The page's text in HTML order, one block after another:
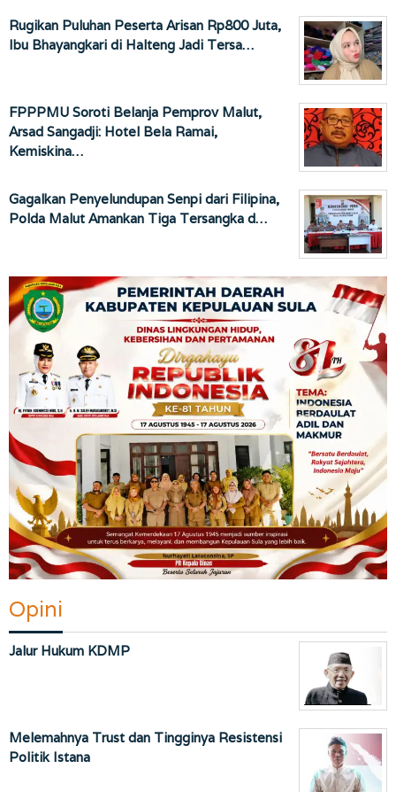
Rugikan Puluhan Peserta Arisan Rp800 Juta,
Ibu Bhayangkari di Halteng Jadi Tersa…
FPPPMU Soroti Belanja Pemprov Malut,
Arsad Sangadji: Hotel Bela Ramai,
Kemiskina…
Gagalkan Penyelundupan Senpi dari Filipina,
Polda Malut Amankan Tiga Tersangka d…
Opini
Jalur Hukum KDMP
Melemahnya Trust dan Tingginya Resistensi
Politik Istana